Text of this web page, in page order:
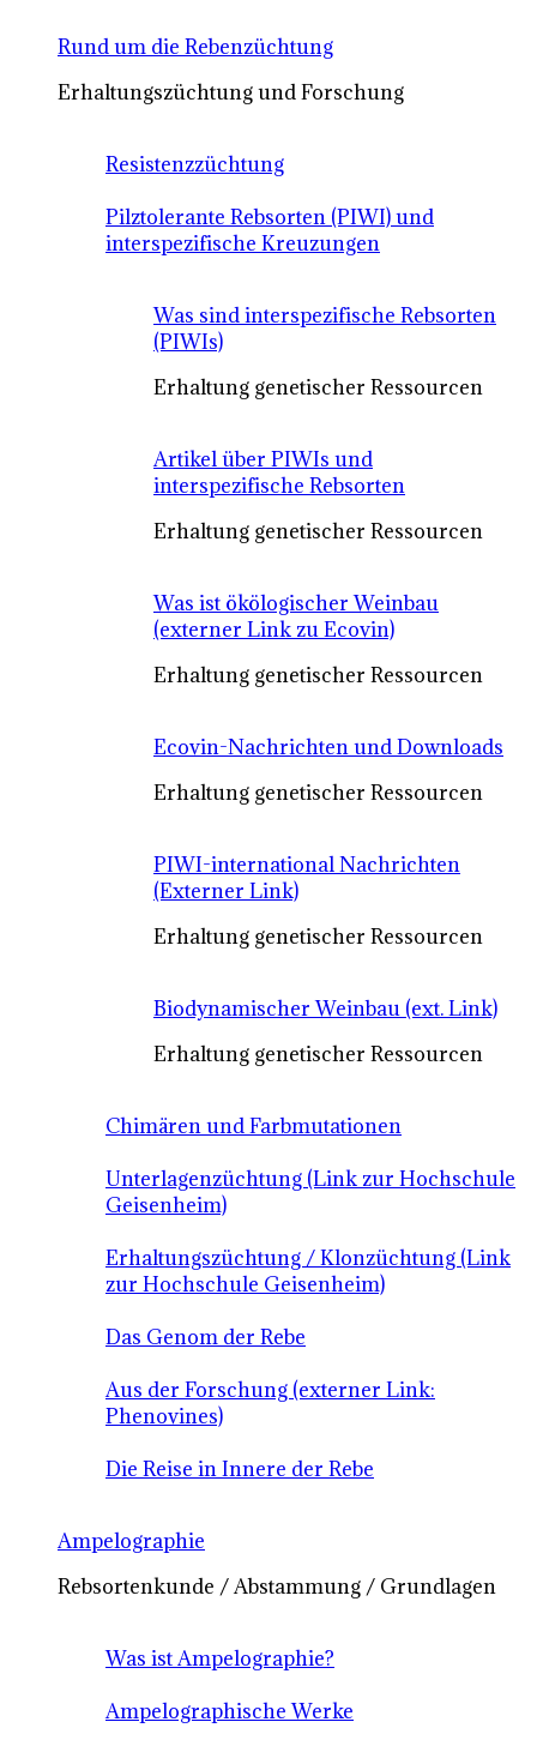
Rund um die Rebenzüchtung
Erhaltungszüchtung und Forschung
Resistenzzüchtung
Pilztolerante Rebsorten (PIWI) und
interspezifische Kreuzungen
Was sind interspezifische Rebsorten
(PIWIs)
Erhaltung genetischer Ressourcen
Artikel über PIWIs und
interspezifische Rebsorten
Erhaltung genetischer Ressourcen
Was ist ökölogischer Weinbau
(externer Link zu Ecovin)
Erhaltung genetischer Ressourcen
Ecovin-Nachrichten und Downloads
Erhaltung genetischer Ressourcen
PIWI-international Nachrichten
(Externer Link)
Erhaltung genetischer Ressourcen
Biodynamischer Weinbau (ext. Link)
Erhaltung genetischer Ressourcen
Chimären und Farbmutationen
Unterlagenzüchtung (Link zur Hochschule
Geisenheim)
Erhaltungszüchtung / Klonzüchtung (Link
zur Hochschule Geisenheim)
Das Genom der Rebe
Aus der Forschung (externer Link:
Phenovines)
Die Reise in Innere der Rebe
Ampelographie
Rebsortenkunde / Abstammung / Grundlagen
Was ist Ampelographie?
Ampelographische Werke